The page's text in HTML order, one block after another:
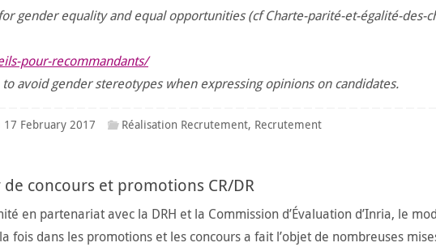
gender equality and equal opportunities (cf Charte-parité-et-égalité-des-
pour-recommandants/
avoid gender stereotypes when expressing opinions on candidates.
17 February 2017 Réalisation Recrutement, Recrutement
concours et promotions CR/DR
en partenariat avec la DRH et la Commission d’Évaluation d’Inria, le
fois dans les promotions et les concours a fait l’objet de nombreuses